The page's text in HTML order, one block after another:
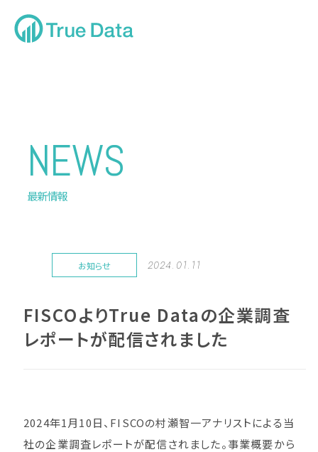
NEWS
最新情報
お知らせ 2024.01.11
FISCOよりTrue Dataの企業調査
レポートが配信されました
2024年1月10日、FISCOの村瀬智一アナリストによる当
社の企業調査レポートが配信されました。事業概要から